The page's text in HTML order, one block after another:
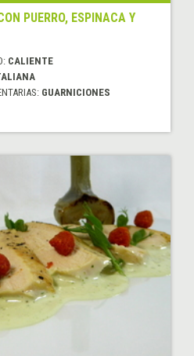
PUERRO, ESPINACA Y
CALIENTE
GUARNICIONES